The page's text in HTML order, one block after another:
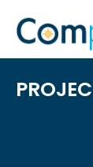
content